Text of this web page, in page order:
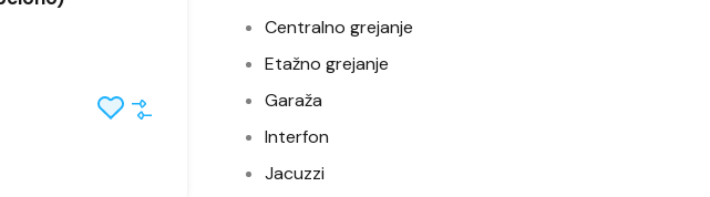
Centralno grejanje
Etažno grejanje
Garaža
Interfon
Jacuzzi